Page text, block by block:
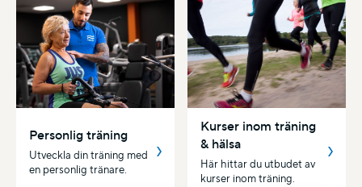
Personlig träning
Utveckla din träning med
en personlig tränare.
Kurser inom träning
& hälsa
Här hittar du utbudet av
kurser inom träning.